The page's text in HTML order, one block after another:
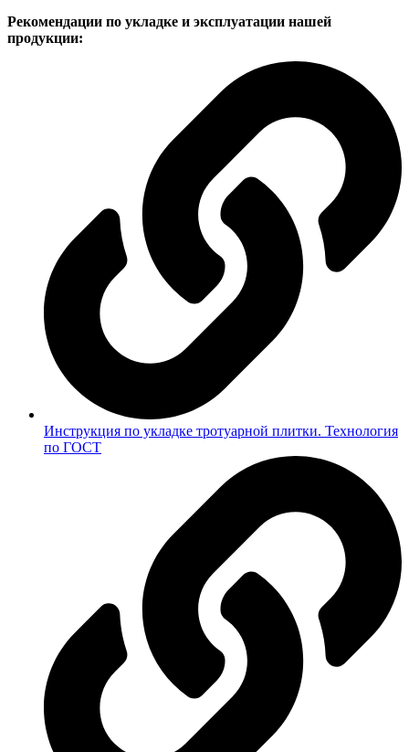
Рекомендации по укладке и эксплуатации нашей
продукции:
Инструкция по укладке тротуарной плитки. Технология
по ГОСТ